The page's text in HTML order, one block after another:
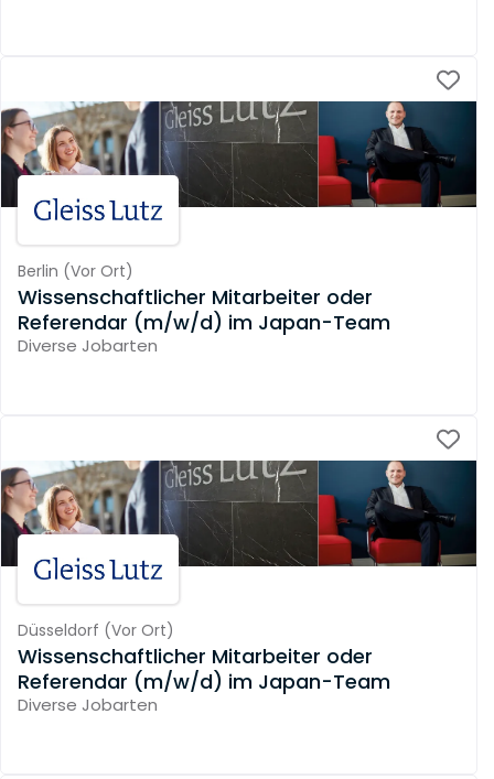
Berlin (Vor Ort)
Wissenschaftlicher Mitarbeiter oder
Referendar (m/w/d) im Japan-Team
Diverse Jobarten
Düsseldorf (Vor Ort)
Wissenschaftlicher Mitarbeiter oder
Referendar (m/w/d) im Japan-Team
Diverse Jobarten